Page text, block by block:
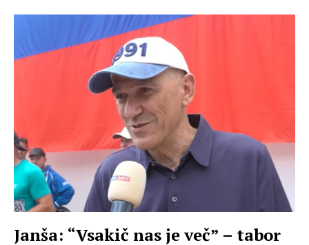
Janša: “Vsakič nas je več” – tabor